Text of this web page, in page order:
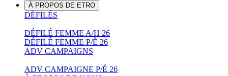
À PROPOS DE ETRO
DÉFILÉS
DÉFILÉ FEMME A/H 26
DÉFILÉ FEMME P/È 26
ADV CAMPAIGNS
ADV CAMPAIGNE P/É 26